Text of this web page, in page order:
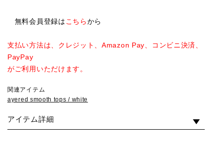
無料会員登録は こちらから
支払い方法は、クレジット、Amazon Pay、コンビニ決済、
PayPay
がご利用いただけます。
関連アイテム
ayered smooth tops / white
アイテム詳細